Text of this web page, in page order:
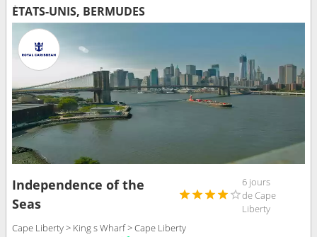
ÉTATS-UNIS, BERMUDES
Independence of the
Seas
6 jours
de Cape
Liberty
Cape Liberty > King s Wharf > Cape Liberty